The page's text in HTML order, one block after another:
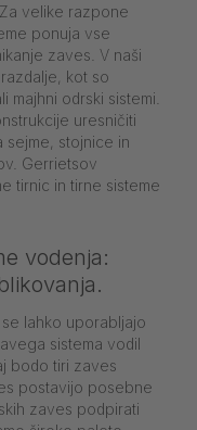
velike razpone
ponuja vse
zaves. V naši
kot so
odrski sistemi.
uresničiti
stojnice in
Gerrietsov
tirnic in tirne sisteme
vodenja:
lahko uporabljajo
sistema vodil
bodo tiri zaves
postavijo posebne
zaves podpirati